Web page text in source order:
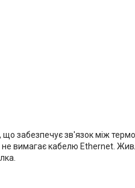
що забезпечує зв'язок між
вимагає кабелю Ethernet.